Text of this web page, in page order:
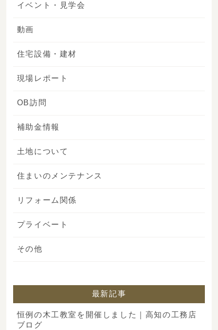
イベント・見学会
動画
住宅設備・建材
現場レポート
OB訪問
補助金情報
土地について
住まいのメンテナンス
リフォーム関係
プライベート
その他
最新記事
恒例の木工教室を開催しました｜高知の工務店
ブログ